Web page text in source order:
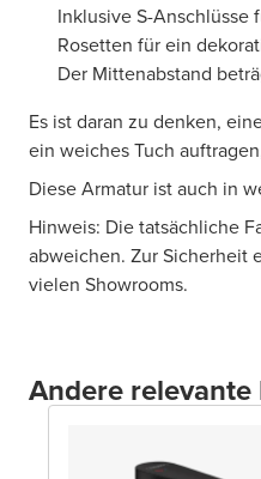
Inklusive S-
Rosetten für ein
Der Mittenabstand
Es ist daran zu denken,
ein weiches Tuch
Diese Armatur ist auch in
Hinweis: Die tatsächliche
abweichen. Zur Sicherheit
vielen Showrooms.
Andere